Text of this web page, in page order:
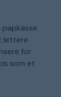
papkasse
lettere
for
som et